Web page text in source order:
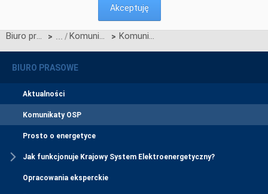
Akceptuję
Biuro prasowe > Komunikaty OSP > Komunikat dotyczący wprowadzenia stopni zasilania z dnia 16 sierpnia 2015 r. z godz. 19:55
BIURO PRASOWE
Aktualności
Komunikaty OSP
Prosto o energetyce
Jak funkcjonuje Krajowy System Elektroenergetyczny?
Opracowania eksperckie